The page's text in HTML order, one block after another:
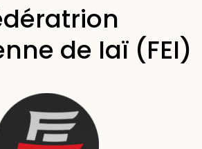
de Iaï (FEI)